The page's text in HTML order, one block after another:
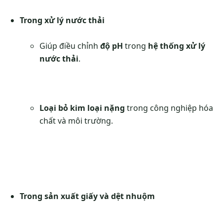
Trong xử lý nước thải
Giúp điều chỉnh độ pH trong hệ thống xử lý
nước thải.
Loại bỏ kim loại nặng trong công nghiệp hóa
chất và môi trường.
Trong sản xuất giấy và dệt nhuộm